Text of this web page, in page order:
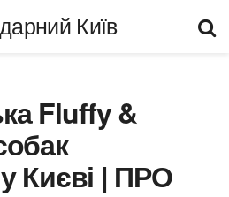
Київ
Fluffy &
Києві | ПРО